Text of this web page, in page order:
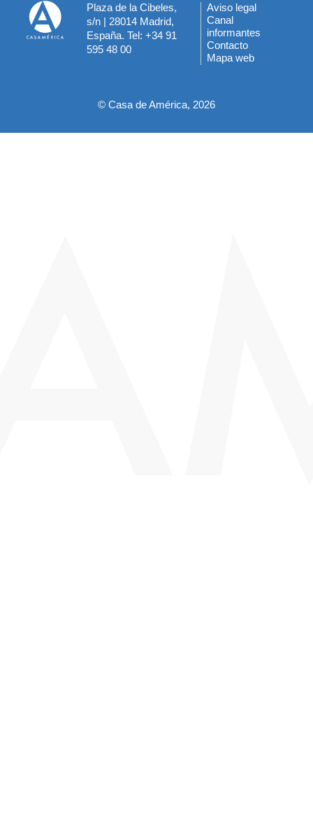
Plaza de la Cibeles,
s/n | 28014 Madrid,
España. Tel: +34 91
595 48 00
Menú
del
pie
Aviso legal
Canal
informantes
Contacto
Mapa web
© Casa de América, 2026